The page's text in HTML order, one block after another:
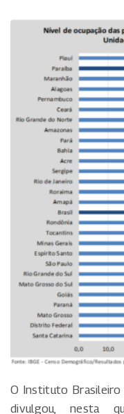
O Instituto Brasileiro
divulgou, nesta